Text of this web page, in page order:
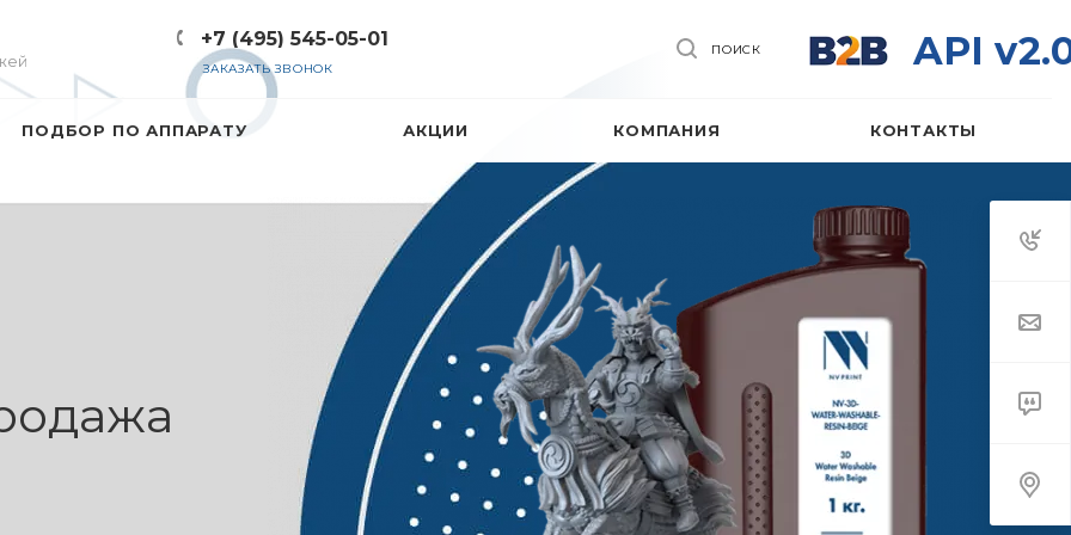
+7 (495) 545-05-01
ЗАКАЗАТЬ ЗВОНОК API
ПОИСК
ПОДБОР ПО АППАРАТУ АКЦИИ КОМПАНИЯ КОНТАКТЫ
—